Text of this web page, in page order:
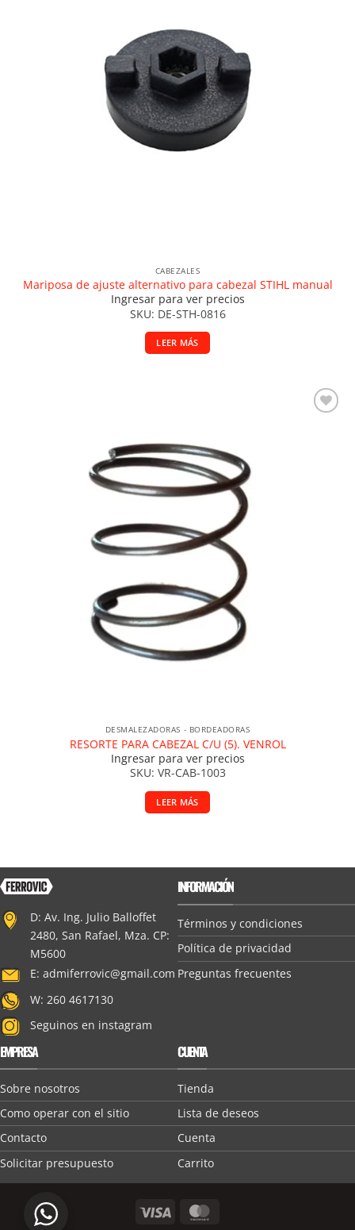
CABEZALES
Mariposa de ajuste alternativo para cabezal STIHL manual
Ingresar para ver precios
SKU: DE-STH-0816
LEER MÁS
DESMALEZADORAS - BORDEADORAS
RESORTE PARA CABEZAL C/U (5). VENROL
Ingresar para ver precios
SKU: VR-CAB-1003
LEER MÁS
D: Av. Ing. Julio Balloffet
2480, San Rafael, Mza. CP:
M5600
E: admiferrovic@gmail.com
W: 260 4617130
Seguinos en instagram
INFORMACIÓN
Términos y condiciones
Política de privacidad
Preguntas frecuentes
EMPRESA
Sobre nosotros
Como operar con el sitio
Contacto
Solicitar presupuesto
CUENTA
Tienda
Lista de deseos
Cuenta
Carrito
Visa